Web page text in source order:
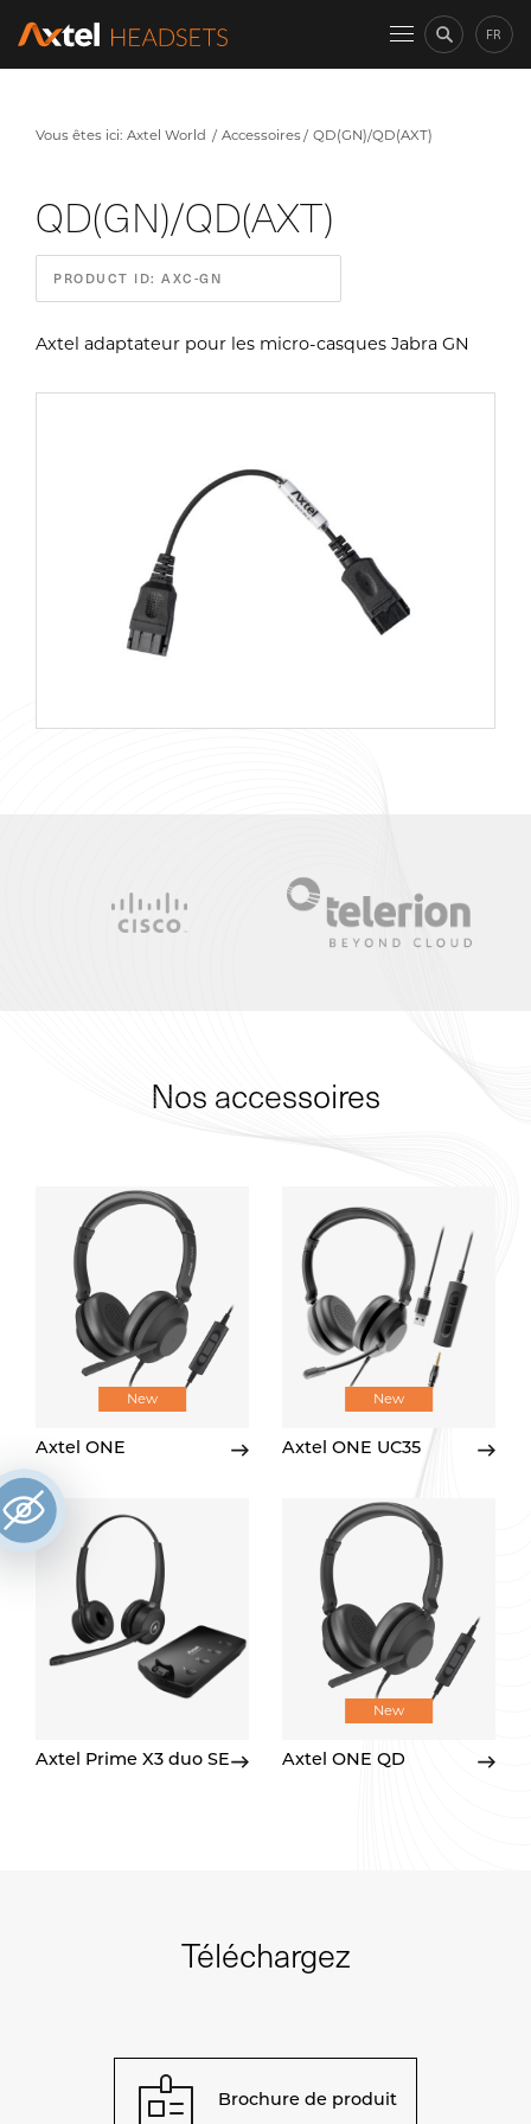
FR
Vous êtes ici: Axtel World Accessoires QD(GN)/QD(AXT)
QD(GN)/QD(AXT)
PRODUCT ID: AXC-GN
Axtel adaptateur pour les micro-casques Jabra GN
Nos accessoires
New
Axtel ONE
New
Axtel ONE UC35
Axtel Prime X3 duo SE
New
Axtel ONE QD
Téléchargez
Brochure de produit